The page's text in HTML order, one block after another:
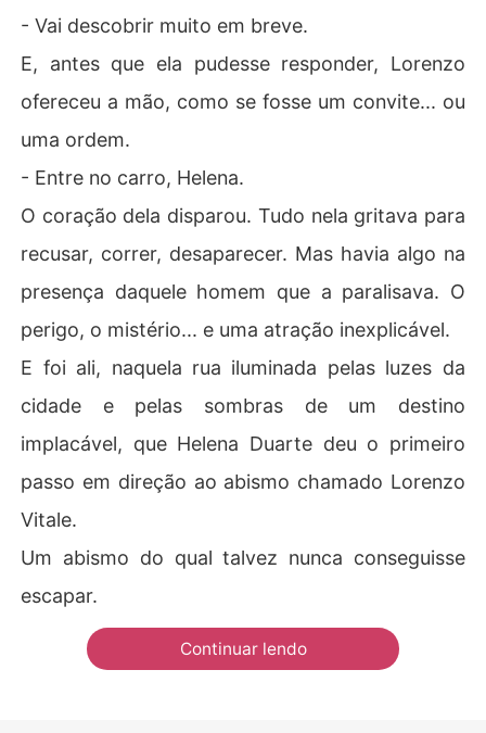
- Vai descobrir muito em breve.
E, antes que ela pudesse responder, Lorenzo
ofereceu a mão, como se fosse um convite... ou
uma ordem.
- Entre no carro, Helena.
O coração dela disparou. Tudo nela gritava para
recusar, correr, desaparecer. Mas havia algo na
presença daquele homem que a paralisava. O
perigo, o mistério... e uma atração inexplicável.
E foi ali, naquela rua iluminada pelas luzes da
cidade e pelas sombras de um destino
implacável, que Helena Duarte deu o primeiro
passo em direção ao abismo chamado Lorenzo
Vitale.
Um abismo do qual talvez nunca conseguisse
escapar.
Continuar lendo